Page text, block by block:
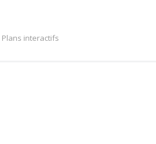
Plans interactifs